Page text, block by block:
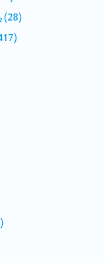
(28)